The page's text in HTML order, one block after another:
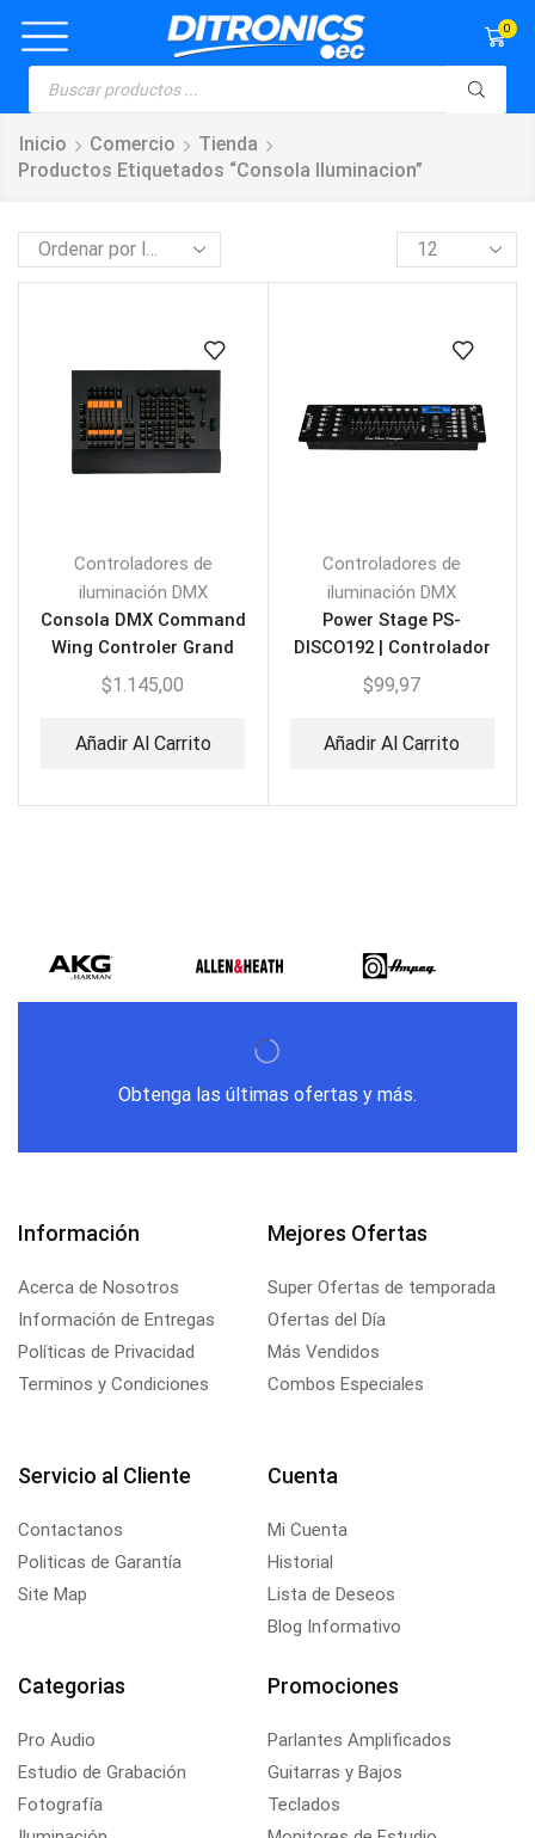
0
Inicio Comercio
Tienda
Productos Etiquetados “consola Iluminacion”
Controladores de
iluminación DMX
Consola DMX Command
Wing Controler Grand
MA2
$1.145,00
Añadir Al Carrito
Controladores de
iluminación DMX
Power Stage PS-
DISCO192 | Controlador
Iluminación DMX
$99,97
Añadir Al Carrito
Obtenga las últimas ofertas y más.
Información
Acerca de Nosotros
Información de Entregas
Políticas de Privacidad
Terminos y Condiciones
Mejores Ofertas
Super Ofertas de temporada
Ofertas del Día
Más Vendidos
Combos Especiales
Servicio al Cliente
Contactanos
Politicas de Garantía
Site Map
Cuenta
Mi Cuenta
Historial
Lista de Deseos
Blog Informativo
Categorias
Pro Audio
Estudio de Grabación
Fotografía
Promociones
Parlantes Amplificados
Guitarras y Bajos
Teclados